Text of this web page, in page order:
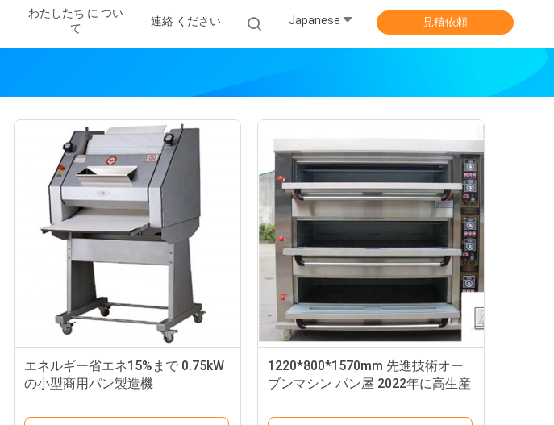
わたしたち に つい
て
連絡 ください Japanese 見積依頼
エネルギー省エネ15%まで 0.75kW
の小型商用パン製造機
1220*800*1570mm 先進技術オー
ブンマシン パン屋 2022年に高生産